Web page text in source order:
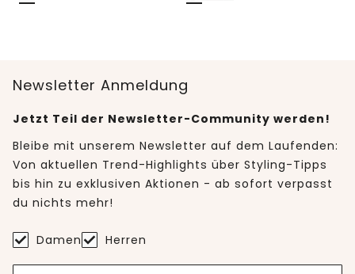
Newsletter Anmeldung
Jetzt Teil der Newsletter-Community werden!
Bleibe mit unserem Newsletter auf dem Laufenden:
Von aktuellen Trend-Highlights über Styling-Tipps
bis hin zu exklusiven Aktionen - ab sofort verpasst
du nichts mehr!
Damen Herren